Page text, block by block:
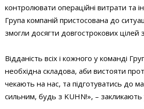
контролювати операційні витрати та
Група компаній пристосована до
змогли досягти довгострокових цілей
Відданість всіх і кожного у команді
необхідна складова, аби вистояти
чекають на нас, та підготуватись до
сильним, будь з KUHN!», – закликають